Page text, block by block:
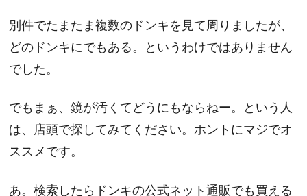
別件でたまたま複数のドンキを見て周りましたが、
どのドンキにでもある。というわけではありません
でした。
でもまぁ、鏡が汚くてどうにもならねー。という人
は、店頭で探してみてください。ホントにマジでオ
ススメです。
あ。検索したらドンキの公式ネット通販でも買える